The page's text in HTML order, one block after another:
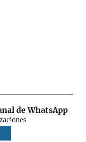
de WhatsApp